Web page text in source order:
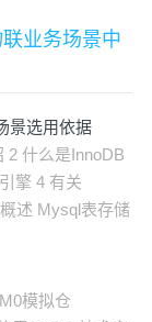
业务场景中
景选用依据
2 什么是InnoDB
擎 4 有关
述 Mysql表存储
模拟仓